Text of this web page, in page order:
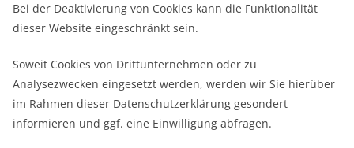
Bei der Deaktivierung von Cookies kann die Funktionalität
dieser Website eingeschränkt sein.
Soweit Cookies von Drittunternehmen oder zu
Analysezwecken eingesetzt werden, werden wir Sie hierüber
im Rahmen dieser Datenschutzerklärung gesondert
informieren und ggf. eine Einwilligung abfragen.